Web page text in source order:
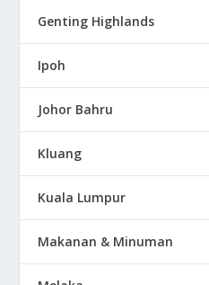
Genting Highlands
Ipoh
Johor Bahru
Kluang
Kuala Lumpur
Makanan & Minuman